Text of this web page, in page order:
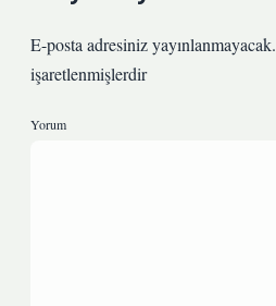
E-posta adresiniz yayınlanmayacak.
işaretlenmişlerdir
Yorum